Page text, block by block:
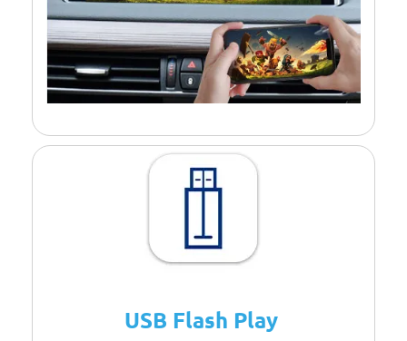
USB Flash Play